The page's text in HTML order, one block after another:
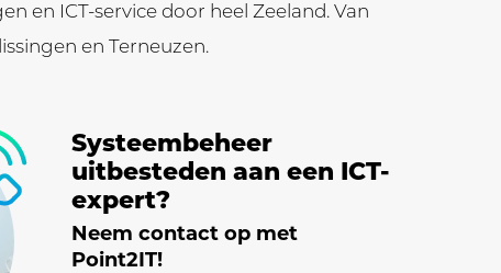
en ICT-service door heel Zeeland. Van
en Terneuzen.
Systeembeheer
uitbesteden aan een ICT-
expert?
Neem contact op met
Point2IT!